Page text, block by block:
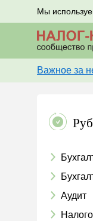
Мы
Важное за
Аудит